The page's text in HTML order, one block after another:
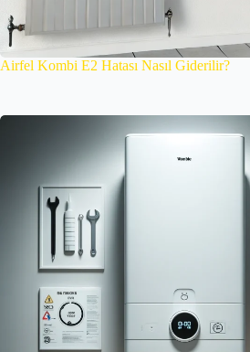
Airfel Kombi E2 Hatası Nasıl Giderilir?